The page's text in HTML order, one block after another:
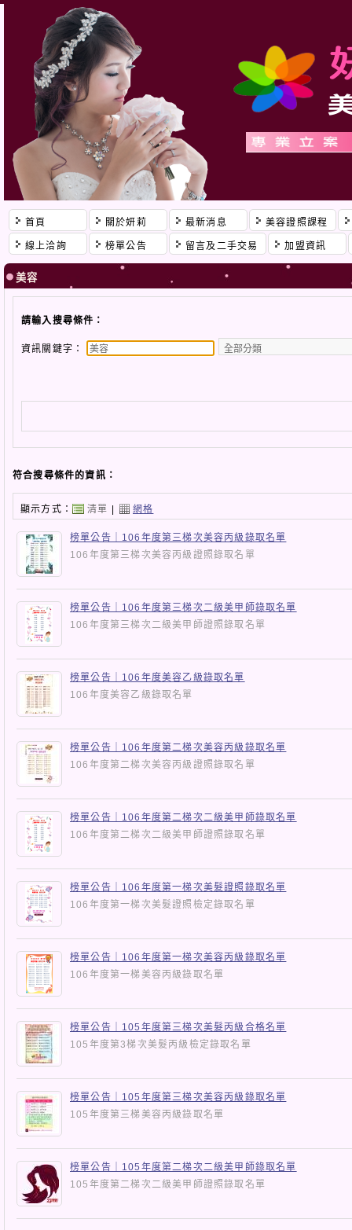
首頁 關於妍莉 最新消息 美容證照課程
線上洽詢 榜單公告 留言及二手交易 加盟資訊
美容
請輸入搜尋條件：
資訊關鍵字：
符合搜尋條件的資訊：
顯示方式： 清單 | 網格
榜單公告｜106年度第三梯次美容丙級錄取名單
106年度第三梯次美容丙級證照錄取名單
榜單公告｜106年度第三梯次二級美甲師錄取名單
106年度第三梯次二級美甲師證照錄取名單
榜單公告｜106年度美容乙級錄取名單
106年度美容乙級錄取名單
榜單公告｜106年度第二梯次美容丙級錄取名單
106年度第二梯次美容丙級證照錄取名單
榜單公告｜106年度第二梯次二級美甲師錄取名單
106年度第二梯次二級美甲師證照錄取名單
榜單公告｜106年度第一梯次美髮證照錄取名單
106年度第一梯次美髮證照檢定錄取名單
榜單公告｜106年度第一梯次美容丙級錄取名單
106年度第一梯美容丙級錄取名單
榜單公告｜105年度第三梯次美髮丙級合格名單
105年度第3梯次美髮丙級檢定錄取名單
榜單公告｜105年度第三梯次美容丙級錄取名單
105年度第三梯美容丙級錄取名單
榜單公告｜105年度第二梯次二級美甲師錄取名單
105年度第二梯次二級美甲師證照錄取名單